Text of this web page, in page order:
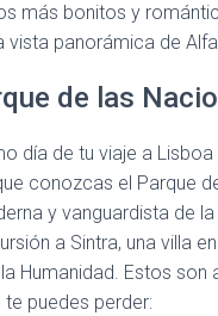
más bonitos y
vista panorámica de
de las
día de tu viaje a Lisboa
conozcas el Parque
y vanguardista de la
a Sintra, una villa
Humanidad. Estos son
te puedes perder: